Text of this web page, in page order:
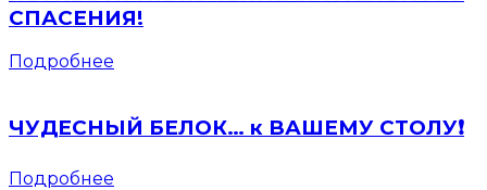
СПАСЕНИЯ!
Подробнее
ЧУДЕСНЫЙ БЕЛОК… к ВАШЕМУ СТОЛУ❗️
Подробнее